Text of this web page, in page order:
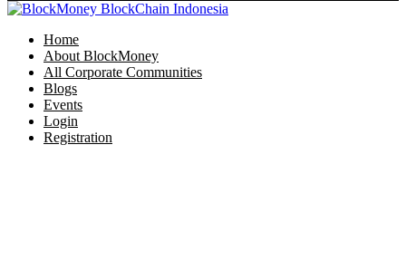
Home
About BlockMoney
All Corporate Communities
Blogs
Events
Login
Registration